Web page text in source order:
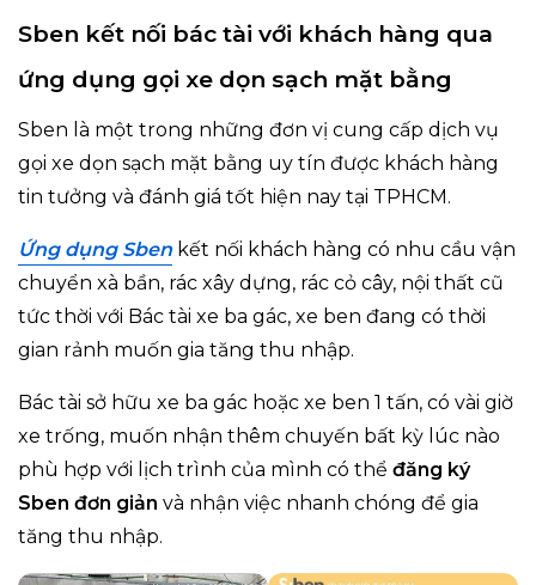
Sben kết nối bác tài với khách hàng qua
ứng dụng gọi xe dọn sạch mặt bằng
Sben là một trong những đơn vị cung cấp dịch vụ
gọi xe dọn sạch mặt bằng uy tín được khách hàng
tin tưởng và đánh giá tốt hiện nay tại TPHCM.
Ứng dụng Sben kết nối khách hàng có nhu cầu vận
chuyển xà bần, rác xây dựng, rác cỏ cây, nội thất cũ
tức thời với Bác tài xe ba gác, xe ben đang có thời
gian rảnh muốn gia tăng thu nhập.
Bác tài sở hữu xe ba gác hoặc xe ben 1 tấn, có vài giờ
xe trống, muốn nhận thêm chuyến bất kỳ lúc nào
phù hợp với lịch trình của mình có thể đăng ký
Sben đơn giản và nhận việc nhanh chóng để gia
tăng thu nhập.